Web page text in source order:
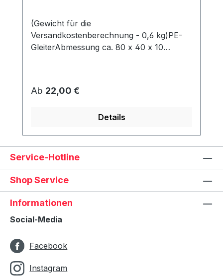
(Gewicht für die
Versandkostenberechnung - 0,6 kg)PE-
GleiterAbmessung ca. 80 x 40 x 10
Regulärer Preis:
Ab 22,00 €
Details
Service-Hotline
Shop Service
Informationen
Social-Media
Facebook
Instagram